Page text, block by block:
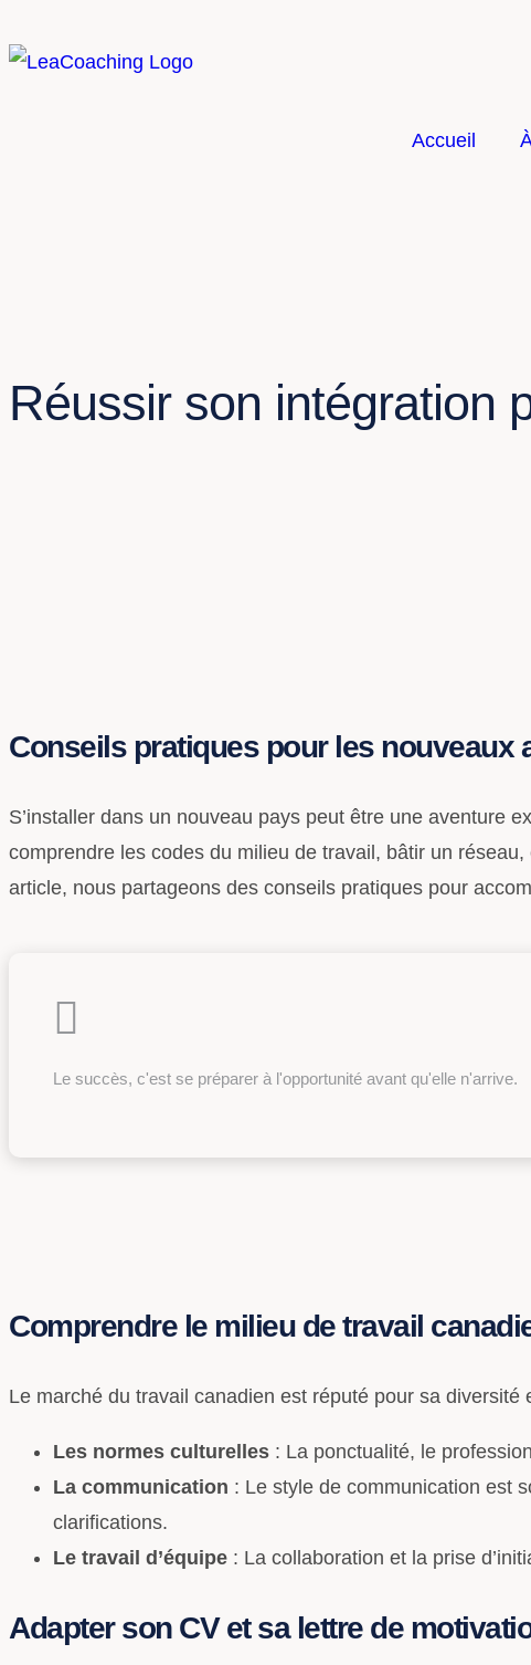
Accueil
Réussir son intégration
Conseils pratiques pour les nouveaux
S’installer dans un nouveau pays peut être une aventure
comprendre les codes du milieu de travail, bâtir un
article, nous partageons des conseils pratiques pour
Le succès, c'est se préparer à l'opportunité avant qu'elle n'arrive.
Comprendre le milieu de travail
Le marché du travail canadien est réputé pour sa
Les normes culturelles : La ponctualité, le
La communication : Le style de communication est
clarifications.
Le travail d’équipe : La collaboration et la prise
Adapter son CV et sa lettre de